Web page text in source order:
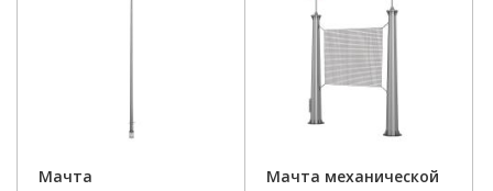
Мачта
Мачта механической